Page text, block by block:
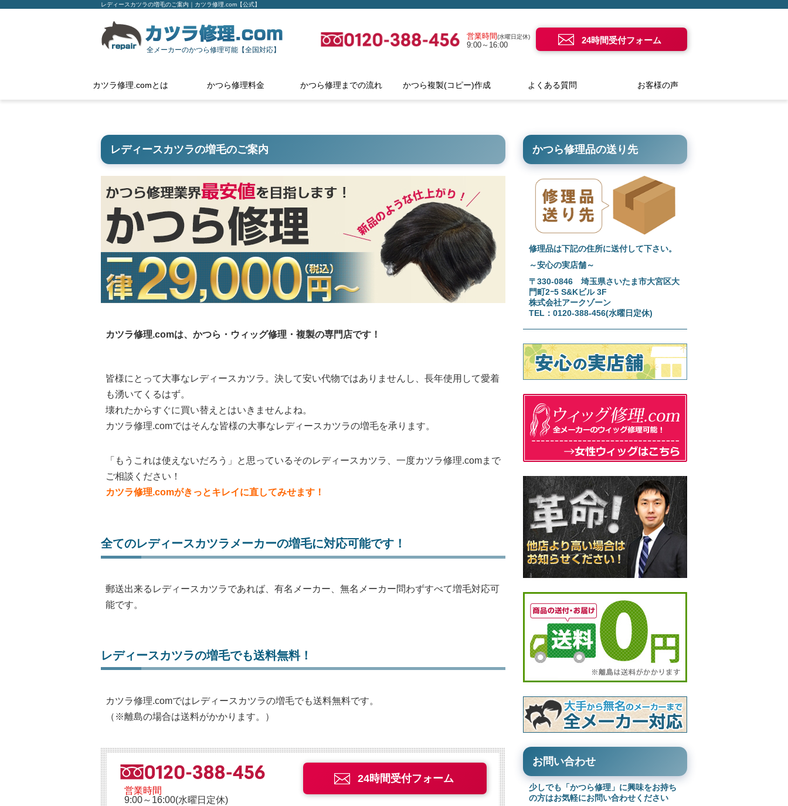
レディースカツラの増毛のご案内｜カツラ修理.com【公式】
全メーカーのかつら修理可能【全国対応】
営業時間(水曜日定休)
9:00～16:00 24時間受付フォーム
カツラ修理.comとは かつら修理料金 かつら修理までの流れ かつら複製(コピー)作成 よくある質問 お客様の声
レディースカツラの増毛のご案内
カツラ修理.comは、かつら・ウィッグ修理・複製の専門店です！
皆様にとって大事なレディースカツラ。決して安い代物ではありませんし、長年使用して愛着
も湧いてくるはず。
壊れたからすぐに買い替えとはいきませんよね。
カツラ修理.comではそんな皆様の大事なレディースカツラの増毛を承ります。
「もうこれは使えないだろう」と思っているそのレディースカツラ、一度カツラ修理.comまで
ご相談ください！
カツラ修理.comがきっとキレイに直してみせます！
全てのレディースカツラメーカーの増毛に対応可能です！
郵送出来るレディースカツラであれば、有名メーカー、無名メーカー問わずすべて増毛対応可
能です。
レディースカツラの増毛でも送料無料！
カツラ修理.comではレディースカツラの増毛でも送料無料です。
（※離島の場合は送料がかかります。）
営業時間
9:00～16:00(水曜日定休)
24時間受付フォーム
かつら修理品の送り先
修理品は下記の住所に送付して下さい。
～安心の実店舗～
〒330-0846 埼玉県さいたま市大宮区大
門町2ｰ5 S&Kビル 3F
株式会社アークゾーン
TEL：0120-388-456(水曜日定休)
お問い合わせ
少しでも「かつら修理」に興味をお持ち
の方はお気軽にお問い合わせください